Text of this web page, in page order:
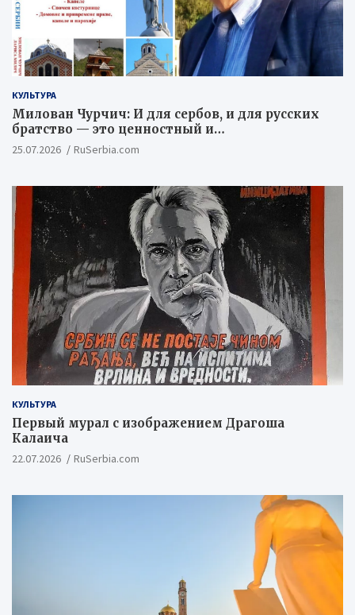
КУЛЬТУРА
Милован Чурчич: И для сербов, и для русских
братство — это ценностный и
цивилизационный концепт
25.07.2026 RuSerbia.com
КУЛЬТУРА
Первый мурал с изображением Драгоша
Калаича
22.07.2026 RuSerbia.com